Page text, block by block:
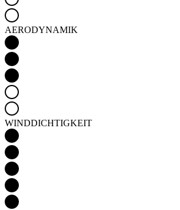
AERODYNAMIK
WINDDICHTIGKEIT